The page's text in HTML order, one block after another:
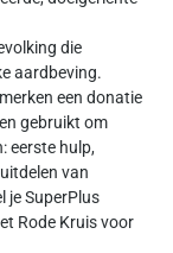
die
aardbeving.
een donatie
gebruikt om
eerste hulp,
van
je SuperPlus
Rode Kruis voor